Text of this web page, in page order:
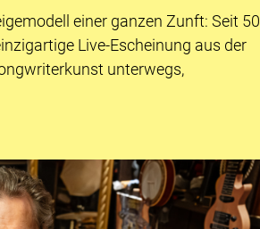
einer ganzen Zunft: Seit 50
Live-Escheinung aus der
unterwegs,